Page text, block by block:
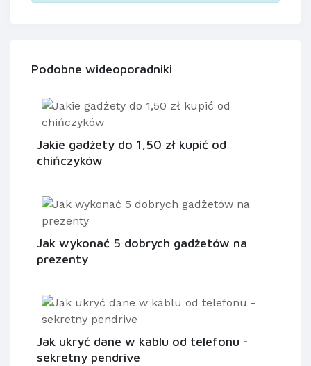
Podobne wideoporadniki
Jakie gadżety do 1,50 zł kupić od
chińczyków
Jak wykonać 5 dobrych gadżetów na
prezenty
Jak ukryć dane w kablu od telefonu -
sekretny pendrive